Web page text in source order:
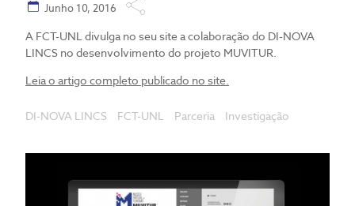
Junho 10, 2016
A FCT-UNL divulga no seu site a colaboração do DI-NOVA
LINCS no desenvolvimento do projeto MUVITUR.
Leia o artigo completo publicado no site.
DI-NOVA LINCS FCT-UNL Parceria Investigação